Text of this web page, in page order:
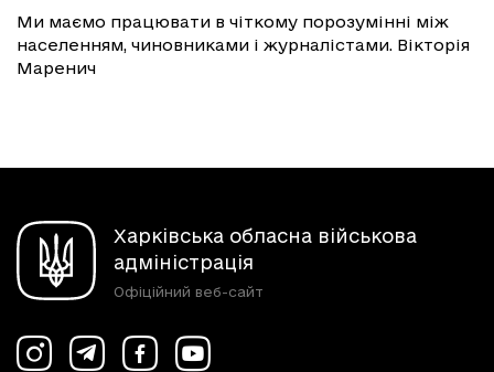
Ми маємо працювати в чіткому порозумінні між
населенням, чиновниками і журналістами. Вікторія
Маренич
Харківська обласна військова
адміністрація
Офіційний веб-сайт